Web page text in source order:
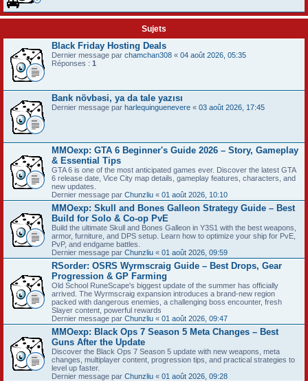
Sujets
Black Friday Hosting Deals
Dernier message par chamchan308 « 04 août 2026, 05:35
Réponses : 1
Bank növbəsi, ya da tale yazısı
Dernier message par harlequinguenevere « 03 août 2026, 17:45
MMOexp: GTA 6 Beginner's Guide 2026 – Story, Gameplay
& Essential Tips
GTA 6 is one of the most anticipated games ever. Discover the latest GTA
6 release date, Vice City map details, gameplay features, characters, and
new updates.
Dernier message par Chunzliu « 01 août 2026, 10:10
MMOexp: Skull and Bones Galleon Strategy Guide – Best
Build for Solo & Co-op PvE
Build the ultimate Skull and Bones Galleon in Y3S1 with the best weapons,
armor, furniture, and DPS setup. Learn how to optimize your ship for PvE,
PvP, and endgame battles.
Dernier message par Chunzliu « 01 août 2026, 09:59
RSorder: OSRS Wyrmscraig Guide – Best Drops, Gear
Progression & GP Farming
Old School RuneScape's biggest update of the summer has officially
arrived. The Wyrmscraig expansion introduces a brand-new region
packed with dangerous enemies, a challenging boss encounter, fresh
Slayer content, powerful rewards
Dernier message par Chunzliu « 01 août 2026, 09:47
MMOexp: Black Ops 7 Season 5 Meta Changes – Best
Guns After the Update
Discover the Black Ops 7 Season 5 update with new weapons, meta
changes, multiplayer content, progression tips, and practical strategies to
level up faster.
Dernier message par Chunzliu « 01 août 2026, 09:28